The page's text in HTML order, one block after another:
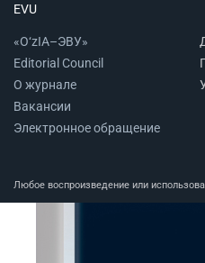
EVU
«O‘zIA–ЭВУ»
Editorial Council
О журнале
Вакансии
Электронное обращение
Любое воспроизведение или